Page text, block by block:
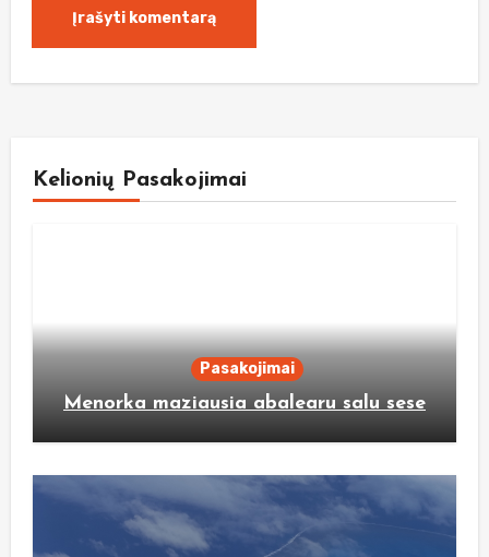
Kelionių Pasakojimai
Pasakojimai
Menorka maziausia abalearu salu sese